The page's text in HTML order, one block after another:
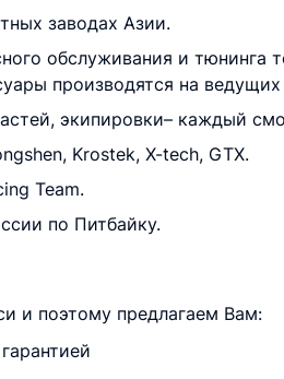
заводах Азии.
обслуживания и
производятся на
экипировки– каждый
Krostek, X-tech, GTX.
Team.
по Питбайку.
и поэтому предлагаем Вам: